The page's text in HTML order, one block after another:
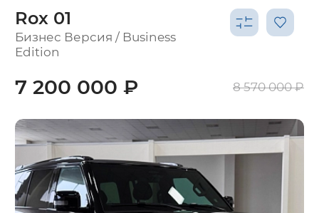
Rox 01
Бизнес Версия / Business
Edition
7 200 000 ₽ 8 570 000 ₽